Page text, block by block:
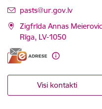
E-pasts:
pasts@ur.gov.lv
Zigfrīda Annas
Rīga, LV-1050
Visi kontakti